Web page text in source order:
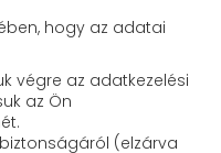
hogy az adatai
végre az adatkezelési
az Ön
(elzárva